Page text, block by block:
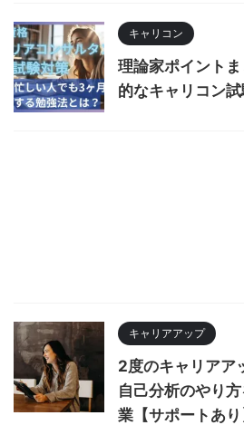
キャリコン
理論家ポイント
的なキャリコン試
キャリアアップ
2度のキャリアア
自己分析のやり
業【サポートあり